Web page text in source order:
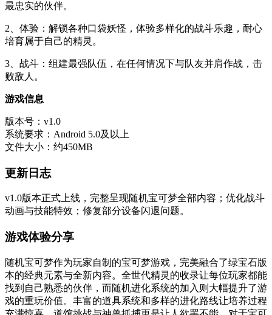
最忠实的伙伴。
2、体验：解锁各种口袋妖怪，体验多样化的战斗乐趣，耐心
培育属于自己的精灵。
3、战斗：组建最强队伍，在任何情况下与队友并肩作战，击
败敌人。
游戏信息
版本号：v1.0
系统要求：Android 5.0及以上
文件大小：约450MB
更新日志
v1.0版本正式上线，完整呈现随机宝可梦全部内容；优化战斗
动画与技能特效；修复部分设备闪退问题。
游戏体验分享
随机宝可梦作为玩家自制的宝可梦游戏，完美融合了绿宝石版
本的经典元素与全新内容。全世代精灵的收录让每位玩家都能
找到自己熟悉的伙伴，而随机进化系统的加入则大幅提升了游
戏的重玩价值。丰富的道具系统和多样的进化路线让培养过程